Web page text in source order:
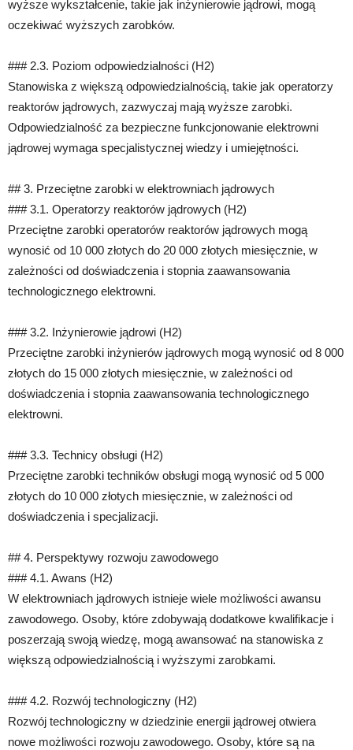
wyższe wykształcenie, takie jak inżynierowie jądrowi, mogą
oczekiwać wyższych zarobków.
### 2.3. Poziom odpowiedzialności (H2)
Stanowiska z większą odpowiedzialnością, takie jak operatorzy
reaktorów jądrowych, zazwyczaj mają wyższe zarobki.
Odpowiedzialność za bezpieczne funkcjonowanie elektrowni
jądrowej wymaga specjalistycznej wiedzy i umiejętności.
## 3. Przeciętne zarobki w elektrowniach jądrowych
### 3.1. Operatorzy reaktorów jądrowych (H2)
Przeciętne zarobki operatorów reaktorów jądrowych mogą
wynosić od 10 000 złotych do 20 000 złotych miesięcznie, w
zależności od doświadczenia i stopnia zaawansowania
technologicznego elektrowni.
### 3.2. Inżynierowie jądrowi (H2)
Przeciętne zarobki inżynierów jądrowych mogą wynosić od 8 000
złotych do 15 000 złotych miesięcznie, w zależności od
doświadczenia i stopnia zaawansowania technologicznego
elektrowni.
### 3.3. Technicy obsługi (H2)
Przeciętne zarobki techników obsługi mogą wynosić od 5 000
złotych do 10 000 złotych miesięcznie, w zależności od
doświadczenia i specjalizacji.
## 4. Perspektywy rozwoju zawodowego
### 4.1. Awans (H2)
W elektrowniach jądrowych istnieje wiele możliwości awansu
zawodowego. Osoby, które zdobywają dodatkowe kwalifikacje i
poszerzają swoją wiedzę, mogą awansować na stanowiska z
większą odpowiedzialnością i wyższymi zarobkami.
### 4.2. Rozwój technologiczny (H2)
Rozwój technologiczny w dziedzinie energii jądrowej otwiera
nowe możliwości rozwoju zawodowego. Osoby, które są na